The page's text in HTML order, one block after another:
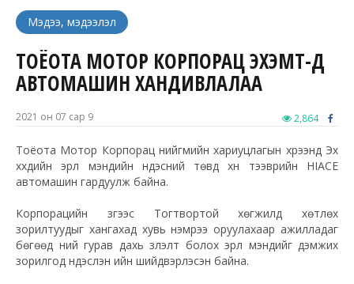
Мэдээ, мэдээлэл
ТОЁОТА МОТОР КОРПОРАЦ ЭХЭМҮТ-Д
АВТОМАШИН ХАНДИВЛАЛАА
2021 он 07 сар 9 2,864
Тоёота Мотор Корпорац нийгмийн хариуцлагын хүрээнд Эх
хүүхдийн эрүүл мэндийн үндэсний төвд хүн тээврийн HIACE
автомашин гардуулж байна.
Корпорацийн зүгээс Тогтвортой хөгжилд хөтлөх
зорилтуудыг хангахад хувь нэмрээ оруулахаар ажилладаг
бөгөөд үүний гурав дахь үзүүлэлт болох эрүүл мэндийг дэмжих
зорилгод үндэслэн ийн шийдвэрлэсэн байна.